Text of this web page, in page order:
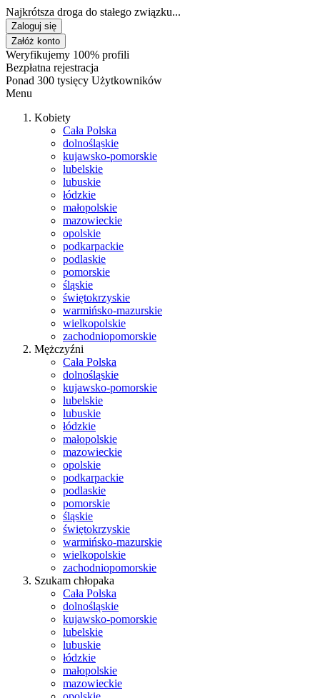
Najkrótsza droga do stałego związku...
Zaloguj się
Załóż konto
Weryfikujemy 100% profili
Bezpłatna rejestracja
Ponad 300 tysięcy Użytkowników
Menu
Kobiety
Cała Polska
dolnośląskie
kujawsko-pomorskie
lubelskie
lubuskie
łódzkie
małopolskie
mazowieckie
opolskie
podkarpackie
podlaskie
pomorskie
śląskie
świętokrzyskie
warmińsko-mazurskie
wielkopolskie
zachodniopomorskie
Mężczyźni
Cała Polska
dolnośląskie
kujawsko-pomorskie
lubelskie
lubuskie
łódzkie
małopolskie
mazowieckie
opolskie
podkarpackie
podlaskie
pomorskie
śląskie
świętokrzyskie
warmińsko-mazurskie
wielkopolskie
zachodniopomorskie
Szukam chłopaka
Cała Polska
dolnośląskie
kujawsko-pomorskie
lubelskie
lubuskie
łódzkie
małopolskie
mazowieckie